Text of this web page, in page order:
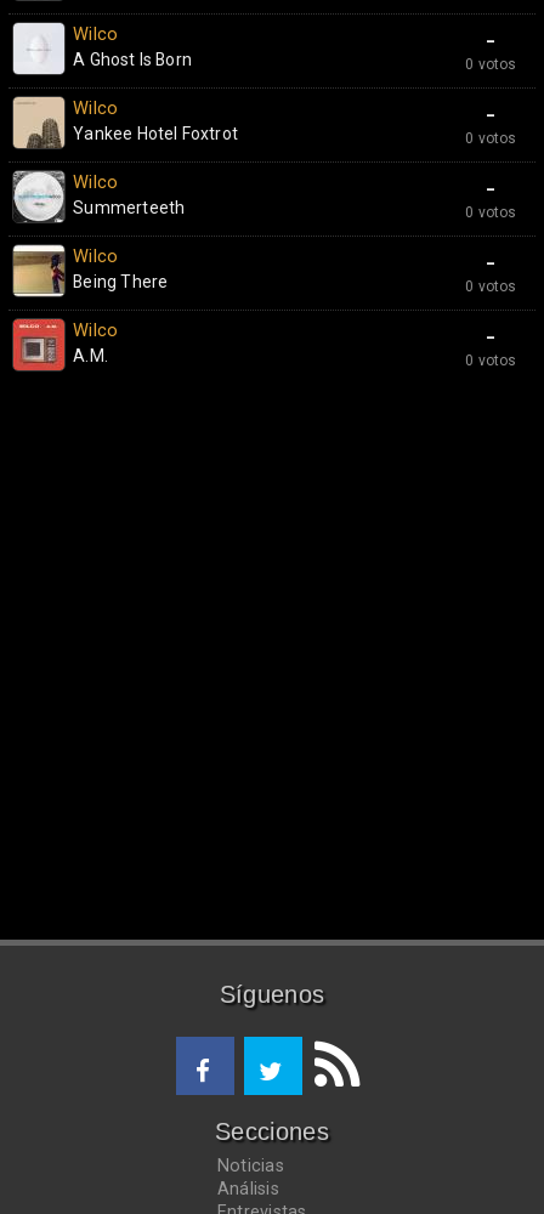
-
0 votos
Wilco
A Ghost Is Born
-
0 votos
Wilco
Yankee Hotel Foxtrot
-
0 votos
Wilco
Summerteeth
-
0 votos
Wilco
Being There
-
0 votos
Wilco
A.M.
Síguenos
Secciones
Noticias
Análisis